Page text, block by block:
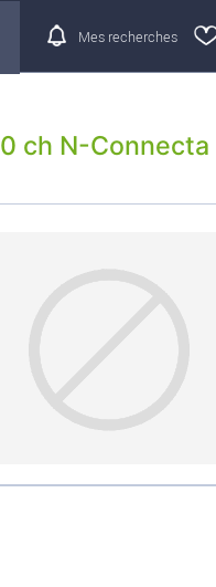
Mes recherches
ch N-Connecta